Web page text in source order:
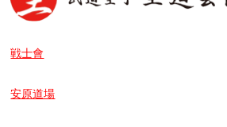
戦士會
安原道場